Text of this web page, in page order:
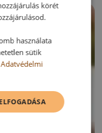
körét
használata
sütik
Adatvédelmi